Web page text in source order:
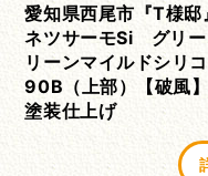
愛知県西尾市『T様
ネツサーモSi グリー
リーンマイルドシリ
90B（上部）【破風
塗装仕上げ